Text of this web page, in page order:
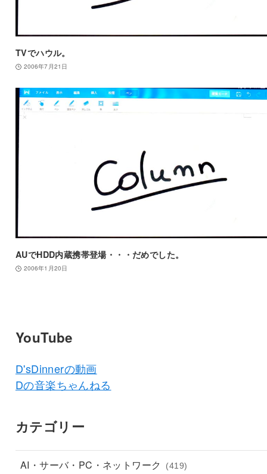
TVでハウル。
2006年7月21日
AUでHDD内蔵携帯登場・・・だめでした。
2006年1月20日
YouTube
D'sDinnerの動画
Dの音楽ちゃんねる
カテゴリー
AI・サーバ・PC・ネットワーク (419)